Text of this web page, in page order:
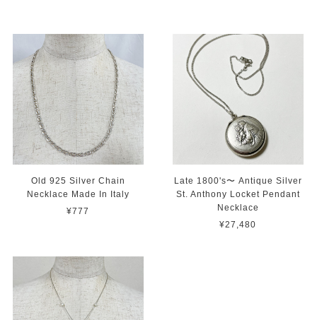
Old 925 Silver Chain
Necklace Made In Italy
¥777
Late 1800's〜 Antique Silver
St. Anthony Locket Pendant
Necklace
¥27,480